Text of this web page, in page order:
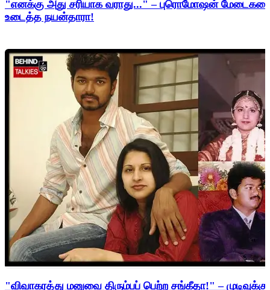
"எனக்கு அது சரியாக வராது..." – புரொமோஷன்
உடைத்த நயன்தாரா!
"விவாகரத்து மனுவை திரும்பப் பெற்ற சங்கீதா!" –